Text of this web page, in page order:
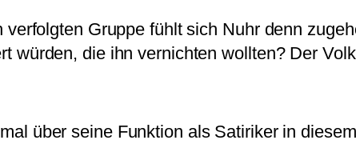
Gruppe fühlt sich Nuhr denn
würden, die ihn vernichten wollten? Der
über seine Funktion als Satiriker in